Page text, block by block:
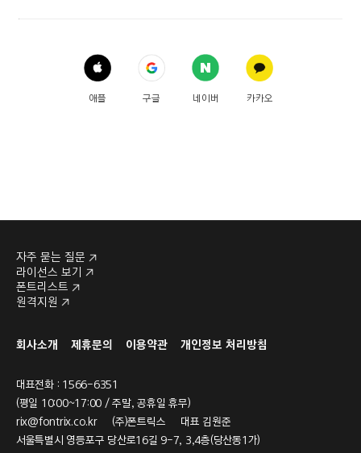
애플 구글 네이버 카카오
자주 묻는 질문
라이선스 보기
폰트리스트
원격지원
회사소개 제휴문의 이용약관 개인정보 처리방침
대표전화 : 1566-6351
(평일 10:00~17:00 / 주말, 공휴일 휴무)
rix@fontrix.co.kr(주)폰트릭스 대표 김원준
서울특별시 영등포구 당산로16길 9-7, 3,4층(당산동1가)